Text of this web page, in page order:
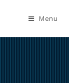
Menu